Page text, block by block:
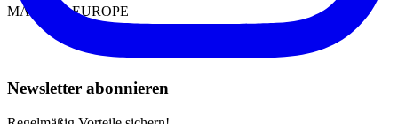
MADE IN EUROPE
Newsletter abonnieren